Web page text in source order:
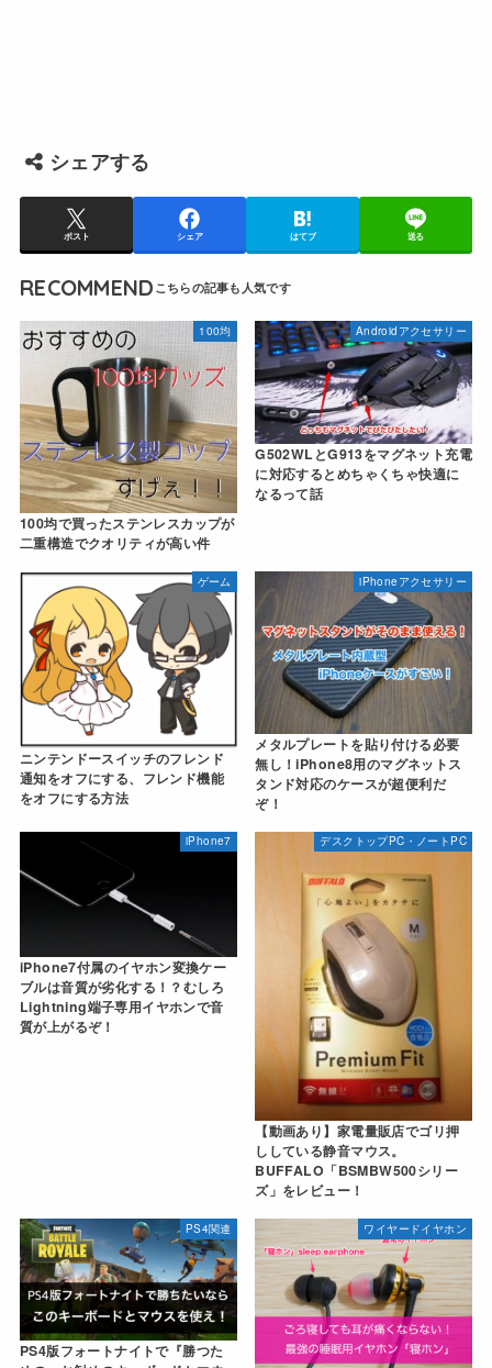
シェアする
ポスト シェア はてブ 送る
RECOMMEND
100均
100均で買ったステンレスカップが
二重構造でクオリティが高い件
Androidアクセサリー
G502WLとG913をマグネット充電
に対応するとめちゃくちゃ快適に
なるって話
ゲーム
ニンテンドースイッチのフレンド
通知をオフにする、フレンド機能
をオフにする方法
iPhoneアクセサリー
メタルプレートを貼り付ける必要
無し！iPhone8用のマグネットス
タンド対応のケースが超便利だ
ぞ！
iPhone7
iPhone7付属のイヤホン変換ケー
ブルは音質が劣化する！？むしろ
Lightning端子専用イヤホンで音
質が上がるぞ！
デスクトップPC・ノートPC
【動画あり】家電量販店でゴリ押
ししている静音マウス。
BUFFALO「BSMBW500シリー
ズ」をレビュー！
PS4関連
PS4版フォートナイトで『勝つた
ワイヤードイヤホン